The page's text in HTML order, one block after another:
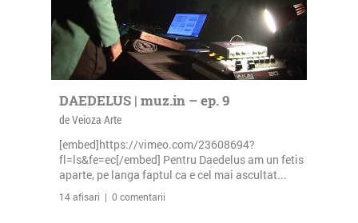
DAEDELUS | muz.in – ep. 9
de Veioza Arte
[embed]https://vimeo.com/23608694?
fl=ls&fe=ec[/embed] Pentru Daedelus am un fetis
aparte, pe langa faptul ca e cel mai ascultat...
14 afisari | 0 comentarii